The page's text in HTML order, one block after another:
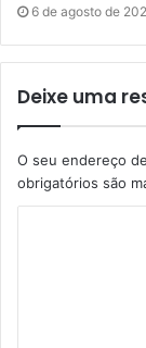
cultura
Dia
instituto de
6 de agosto de
Deixe uma
O seu endereço
obrigatórios são